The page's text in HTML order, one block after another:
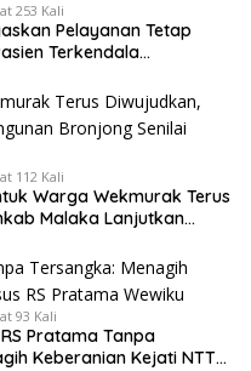
253 Kali
Pelayanan Tetap
Terkendala
112 Kali
Warga Wekmurak Terus
Malaka Lanjutkan
93 Kali
Pratama Tanpa
Keberanian Kejati NTT